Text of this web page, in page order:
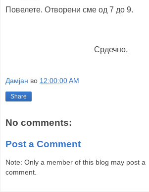
Повелете. Отворени сме од 7 до 9.
Срдечно,
Дамјан во 12:00:00 AM
Share
No comments:
Post a Comment
Note: Only a member of this blog may post a
comment.